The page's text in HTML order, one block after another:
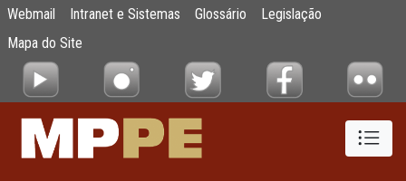
Pular para o Conteúdo principal
Processo Licitatório n° 004/2014
Webmail Intranet e Sistemas Glossário
Legislação
Mapa do Site